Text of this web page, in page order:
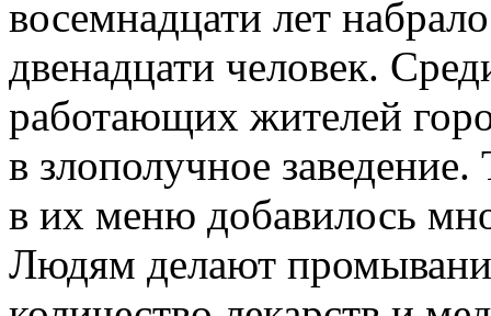
восемнадцати лет
двенадцати человек.
работающих жителей
в злополучное заведение.
в их меню добавилось
Людям делают